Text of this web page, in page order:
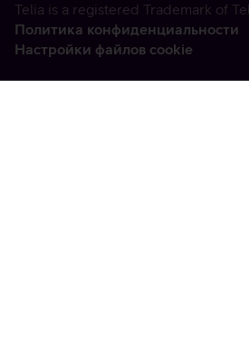
Telia is a registered Trademark of
Политика конфиденциальности
Настройки файлов cookie